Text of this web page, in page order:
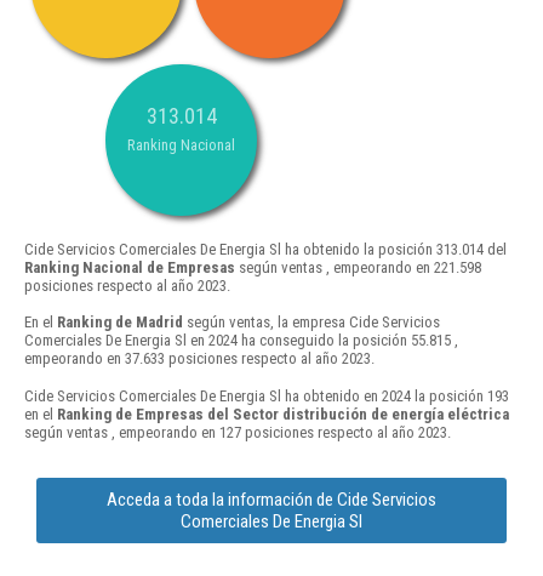
313.014
Ranking Nacional
Cide Servicios Comerciales De Energia Sl ha obtenido la posición 313.014 del
Ranking Nacional de Empresas según ventas , empeorando en 221.598
posiciones respecto al año 2023.
En el Ranking de Madrid según ventas, la empresa Cide Servicios
Comerciales De Energia Sl en 2024 ha conseguido la posición 55.815 ,
empeorando en 37.633 posiciones respecto al año 2023.
Cide Servicios Comerciales De Energia Sl ha obtenido en 2024 la posición 193
en el Ranking de Empresas del Sector distribución de energía eléctrica
según ventas , empeorando en 127 posiciones respecto al año 2023.
Acceda a toda la información de Cide Servicios
Comerciales De Energia Sl